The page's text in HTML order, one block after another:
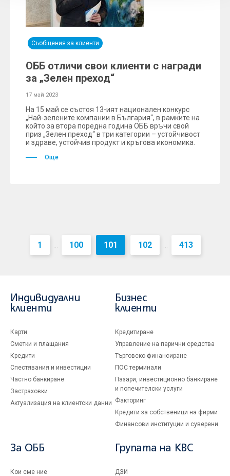
Съобщения за клиенти
ОББ отличи свои клиенти с награди
за „Зелен преход“
17 май 2023
На 15 май се състоя 13-ият национален конкурс
„Най-зелените компании в България“, в рамките на
който за втора поредна година ОББ връчи свой
приз „Зелен преход“ в три категории – устойчивост
и здраве, устойчив продукт и кръгова икономика.
Още
1 ... 100 101 102 ... 413
Индивидуални
клиенти
Карти
Сметки и плащания
Кредити
Спестявания и инвестиции
Частно банкиране
Застраховки
Актуализация на клиентски данни
Бизнес
клиенти
Кредитиране
Управление на парични средства
Търговско финансиране
ПОС терминали
Пазари, инвестиционно банкиране
и попечителски услуги
Факторинг
Кредити за собственици на фирми
Финансови институции и суверени
За ОББ
Кои сме ние
Групата на KBC
ДЗИ